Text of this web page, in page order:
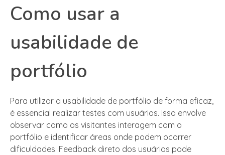
Como usar a
usabilidade de
portfólio
Para utilizar a usabilidade de portfólio de forma eficaz,
é essencial realizar testes com usuários. Isso envolve
observar como os visitantes interagem com o
portfólio e identificar áreas onde podem ocorrer
dificuldades. Feedback direto dos usuários pode